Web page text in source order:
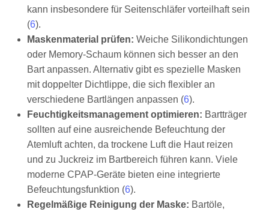
kann insbesondere für Seitenschläfer vorteilhaft sein
(6).
Maskenmaterial prüfen: Weiche Silikondichtungen
oder Memory-Schaum können sich besser an den
Bart anpassen. Alternativ gibt es spezielle Masken
mit doppelter Dichtlippe, die sich flexibler an
verschiedene Bartlängen anpassen (6).
Feuchtigkeitsmanagement optimieren: Bartträger
sollten auf eine ausreichende Befeuchtung der
Atemluft achten, da trockene Luft die Haut reizen
und zu Juckreiz im Bartbereich führen kann. Viele
moderne CPAP-Geräte bieten eine integrierte
Befeuchtungsfunktion (6).
Regelmäßige Reinigung der Maske: Bartöle,